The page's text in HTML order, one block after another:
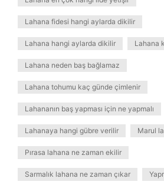
Lahana fidesi hangi aylarda dikilir
Lahana hangi aylarda dikilir Lahana
Lahana neden baş bağlamaz
Lahana tohumu kaç günde çimlenir
Lahananın baş yapması için ne yapmalı
Lahanaya hangi gübre verilir Marul
Pırasa lahana ne zaman ekilir
Sarmalık lahana ne zaman çıkar